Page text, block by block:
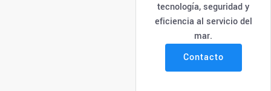
tecnología, seguridad y
eficiencia al servicio del
mar.
Contacto